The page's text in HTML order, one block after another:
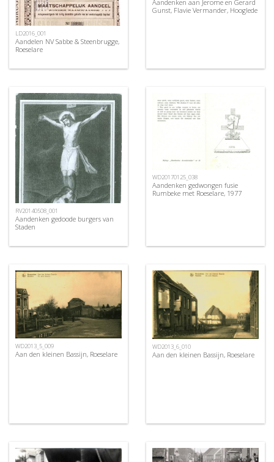
LD2016_001
Aandelen NV Sabbe & Steenbrugge,
Roeselare
Aandenken aan Jerome en Gerard
Gunst, Flavie Vermander, Hooglede
RV20140508_001
Aandenken gedoode burgers van
Staden
WD20170125_038
Aandenken gedwongen fusie
Rumbeke met Roeselare, 1977
WD2013_5_009
Aan den kleinen Bassijn, Roeselare
WD2013_6_010
Aan den kleinen Bassijn, Roeselare